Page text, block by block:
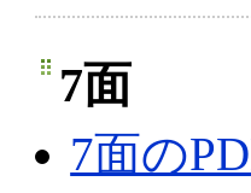
7面
7面の